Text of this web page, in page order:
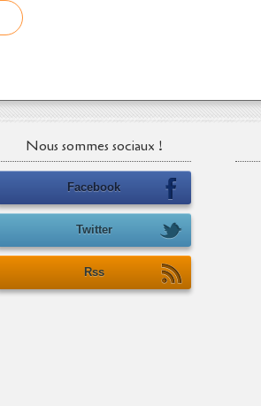
Nous sommes sociaux !
Facebook
Twitter
Rss